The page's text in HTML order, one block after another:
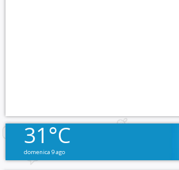
31°C
domenica 9 ago